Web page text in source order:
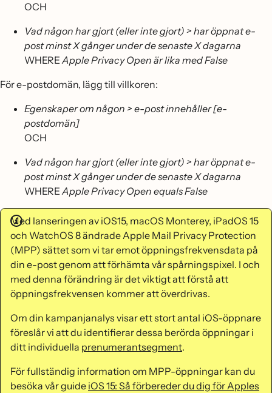
OCH
Vad någon har gjort (eller inte gjort) > har öppnat e-
post minst X gånger under de senaste X dagarna
WHEREApple Privacy Open är lika med False
För e-postdomän, lägg till villkoren:
Egenskaper om någon > e-post innehåller [e-
postdomän]
OCH
Vad någon har gjort (eller inte gjort) > har öppnat e-
post minst X gånger under de senaste X dagarna
WHEREApple Privacy Open equals False
Med lanseringen av iOS15, macOS Monterey, iPadOS 15
och WatchOS 8 ändrade Apple Mail Privacy Protection
(MPP) sättet som vi tar emot öppningsfrekvensdata på
din e-post genom att förhämta vår spårningspixel. I och
med denna förändring är det viktigt att förstå att
öppningsfrekvensen kommer att överdrivas.
Om din kampanjanalys visar ett stort antal iOS-öppnare
föreslår vi att du identifierar dessa berörda öppningar i
ditt individuella prenumerantsegment.
För fullständig information om MPP-öppningar kan du
besöka vår guide iOS 15: Så förbereder du dig för Apples